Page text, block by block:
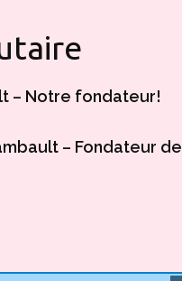
– Notre fondateur!
– Fondateur de